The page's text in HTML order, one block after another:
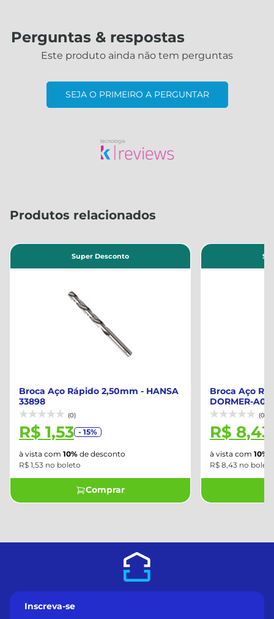
Perguntas & respostas
Este produto ainda não tem perguntas
SEJA O PRIMEIRO A PERGUNTAR
Produtos relacionados
Broca Aço Rápido 2,50mm - HANSA
33898
(0)
R$ 1,53 - 15%
à vista com 10% de desconto
R$ 1,53 no boleto
Super Desconto
Comprar
Broca Aço
DORMER-
(0)
R$ 8,43
à vista com 10%
R$ 8,43 no boleto
Inscreva-se